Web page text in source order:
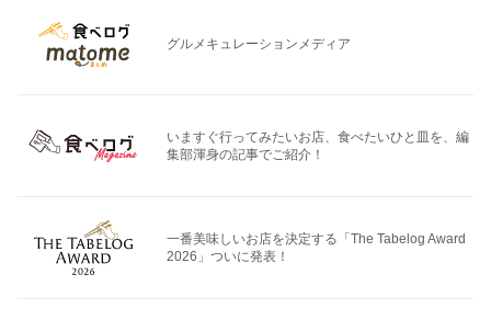
グルメキュレーションメディア
いますぐ行ってみたいお店、食べたいひと皿を、編
集部渾身の記事でご紹介！
一番美味しいお店を決定する「The Tabelog Award
2026」ついに発表！